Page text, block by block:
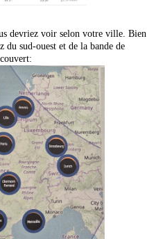
devriez voir selon votre ville. Bien
du sud-ouest et de la bande de